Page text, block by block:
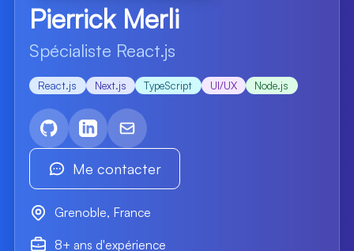
Pierrick Merli- Développeur
Spécialiste React.js & Ne
React.js Next.js TypeScript UI/UX Node.js
GitHub de Pierrick Merli
Profil LinkedIn
Email de Pierrick Merli
Me contacter
Grenoble, France
8+ ans d'expérience